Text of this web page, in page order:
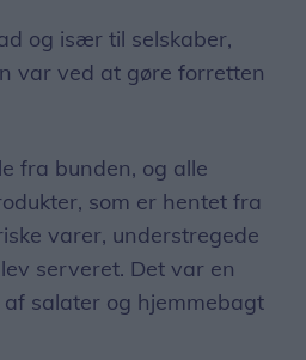
fra bunden, og alle
varer, understregede
serveret. Det var en
salater og hjemmebagt
skinke, små